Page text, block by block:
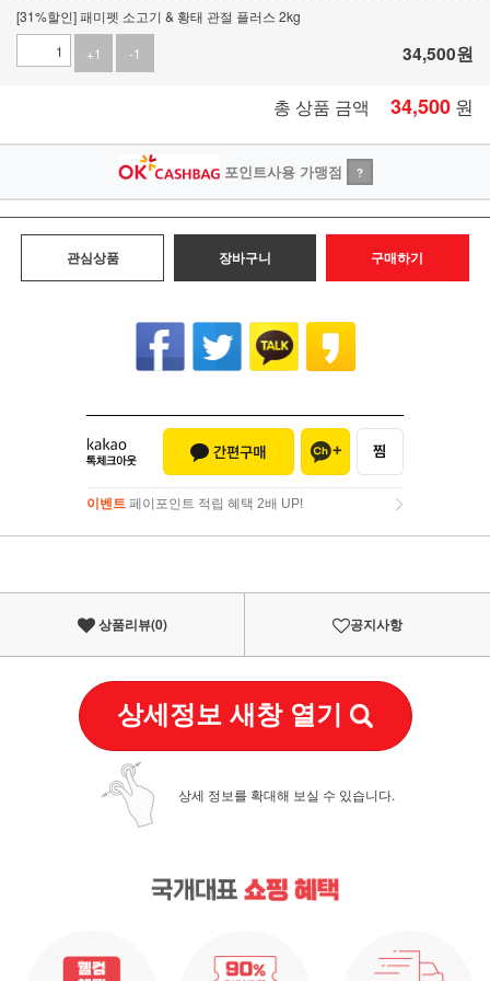
[31%할인] 패미펫 소고기 & 황태 관절 플러스 2kg
+1
-1 34,500원
총 상품 금액 34,500 원
포인트사용 가맹점 ?
관심상품 장바구니 구매하기
이벤트 페이포인트 적립 혜택 2배 UP!
이벤트페이포인트 적립 혜택 2배 UP!
상품리뷰(0) 공지사항
상세정보 새창 열기
상세 정보를 확대해 보실 수 있습니다.